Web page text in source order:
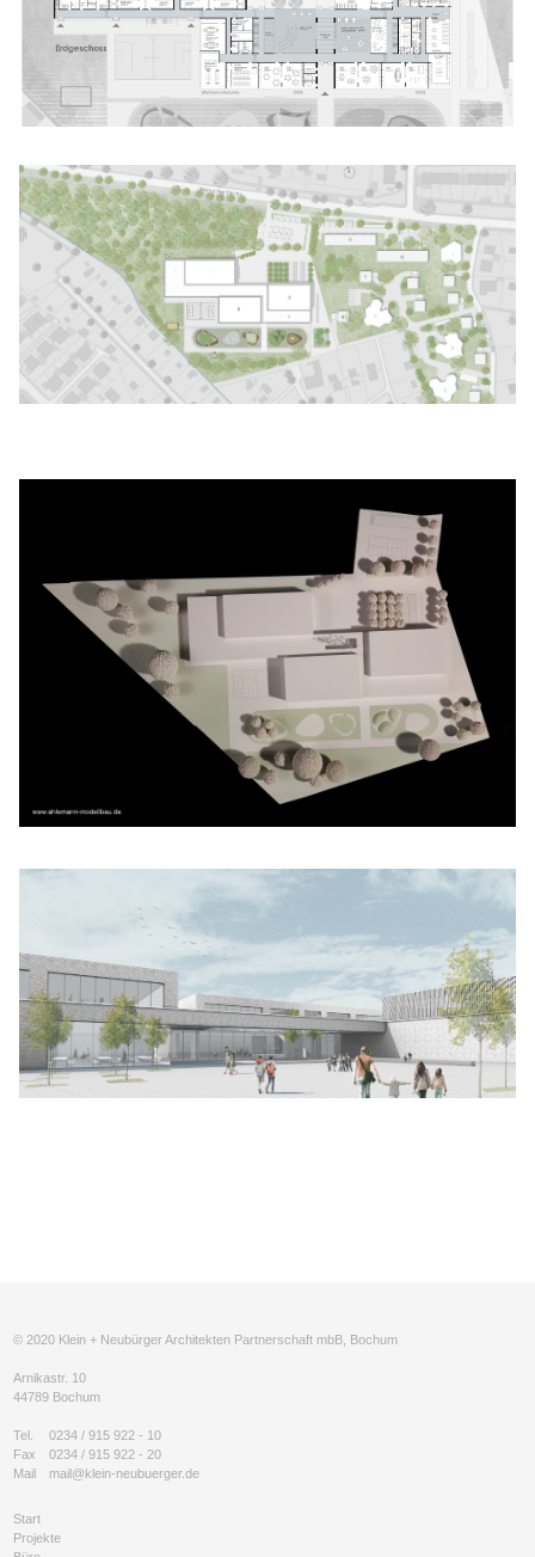
© 2020 Klein + Neubürger Architekten Partnerschaft mbB, Bochum
Arnikastr. 10
44789 Bochum
Tel.
0234 / 915 922 - 10
Fax
0234 / 915 922 - 20
Mail
mail@klein-neubuerger.de
Start
Projekte